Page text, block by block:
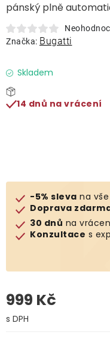
Prodávané značky
Klub
Naše katalogy
O nás
pánský plně
Značka: Bugatti
Skladem
14 dnů na vrácení
-5% sleva na vše
Doprava
30 dnů na
Konzultace s
999 Kč